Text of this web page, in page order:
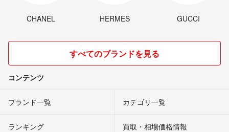
CHANEL HERMES GUCCI
すべてのブランドを見る
コンテンツ
ブランド一覧 カテゴリ一覧
ランキング 買取・相場価格情報